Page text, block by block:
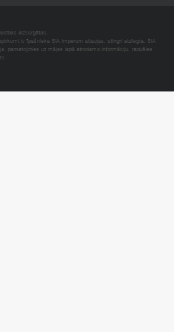
aizsargātas.
īpašnieka SIA Imperum atļaujas, stingri aizliegta. SIA
pamatojoties uz mājas lapā atrodamo informāciju, radušies